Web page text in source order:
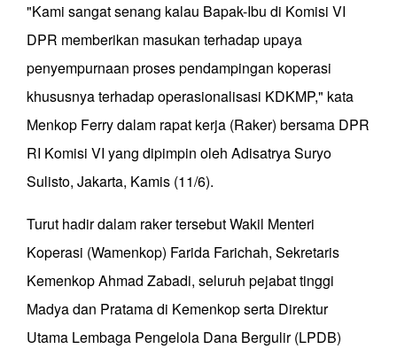
"Kami sangat senang kalau Bapak-Ibu di Komisi VI
DPR memberikan masukan terhadap upaya
penyempurnaan proses pendampingan koperasi
khususnya terhadap operasionalisasi KDKMP," kata
Menkop Ferry dalam rapat kerja (Raker) bersama DPR
RI Komisi VI yang dipimpin oleh Adisatrya Suryo
Sulisto, Jakarta, Kamis (11/6).
Turut hadir dalam raker tersebut Wakil Menteri
Koperasi (Wamenkop) Farida Farichah, Sekretaris
Kemenkop Ahmad Zabadi, seluruh pejabat tinggi
Madya dan Pratama di Kemenkop serta Direktur
Utama Lembaga Pengelola Dana Bergulir (LPDB)